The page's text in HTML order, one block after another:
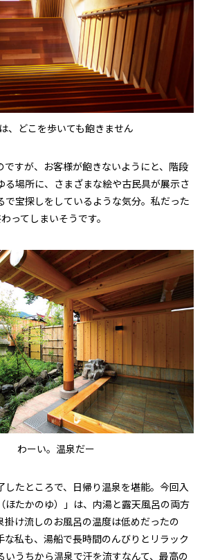
、どこを歩いても飽きません
ですが、お客様が飽きないようにと、階段
る場所に、さまざまな絵や古民具が展示さ
で宝探しをしているような気分。私だった
ってしまいそうです。
わーい。温泉だー
したところで、日帰り温泉を堪能。今回入
ほたかのゆ）」は、内湯と露天風呂の両方
掛け流しのお風呂の温度は低めだったの
な私も、湯船で長時間のんびりとリラック
いうちから温泉で汗を流すなんて、最高の